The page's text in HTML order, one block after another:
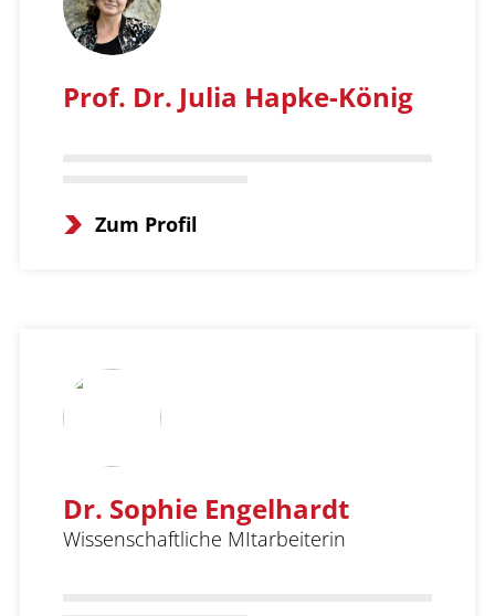
Prof. Dr. Julia Hapke-König
Zum Profil
Dr. Sophie Engelhardt
Wissenschaftliche MItarbeiterin